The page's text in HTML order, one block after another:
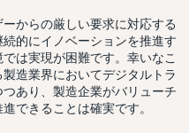
からの厳しい要求に対応する
的にイノベーションを推進す
は実現が困難です。幸いなこ
造業界においてデジタルトラ
あり、製造企業がバリューチ
できることは確実です。